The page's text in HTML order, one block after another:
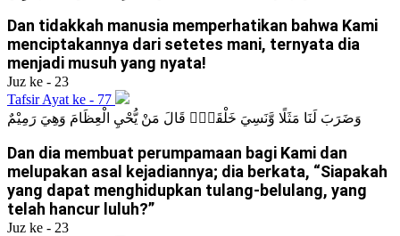
Dan tidakkah manusia memperhatikan bahwa Kami
menciptakannya dari setetes mani, ternyata dia
menjadi musuh yang nyata!
Juz ke - 23
Tafsir Ayat ke - 77
وَضَرَبَ لَنَا مَثَلًا وَّنَسِيَ خَلْقَهٗۗ قَالَ مَنْ يُّحْيِ الْعِظَامَ وَهِيَ رَمِيْمٌ
Dan dia membuat perumpamaan bagi Kami dan
melupakan asal kejadiannya; dia berkata, “Siapakah
yang dapat menghidupkan tulang-belulang, yang
telah hancur luluh?”
Juz ke - 23